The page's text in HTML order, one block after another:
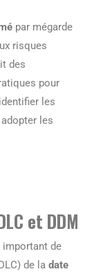
par mégarde
risques
des
pour
les
les
et DDM
de
de la date